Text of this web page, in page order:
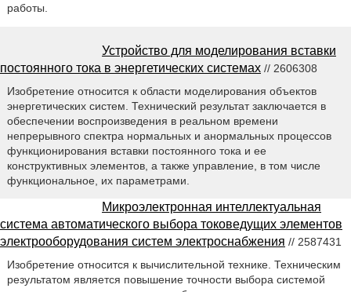
работы.
Устройство для моделирования вставки
постоянного тока в энергетических системах // 2606308
Изобретение относится к области моделирования объектов
энергетических систем. Технический результат заключается в
обеспечении воспроизведения в реальном времени
непрерывного спектра нормальных и анормальных процессов
функционирования вставки постоянного тока и ее
конструктивных элементов, а также управление, в том числе
функциональное, их параметрами.
Микроэлектронная интеллектуальная
система автоматического выбора токоведущих элементов
электрооборудования систем электроснабжения // 2587431
Изобретение относится к вычислительной технике. Техническим
результатом является повышение точности выбора системой